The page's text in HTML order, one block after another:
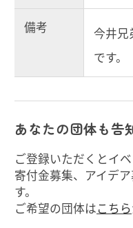
備考 今井兄
です。
あなたの団体も告
ご登録いただくとイ
寄付金募集、アイデ
す。
ご希望の団体はこちら